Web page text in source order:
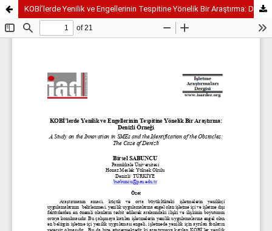
KOBİ’lerde Yenilik ve Engellerinin Tespitine Yönelik Bir Araştırma: Denizli Örneği